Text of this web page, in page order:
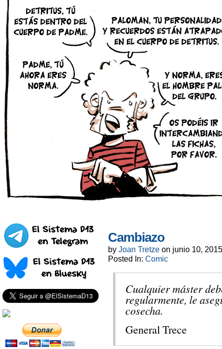
Cambiazo
by Joan Tretze on junio 10, 2015
Posted In: Comic
Cualquier máster
regularmente, le
cosecha.
General Trece